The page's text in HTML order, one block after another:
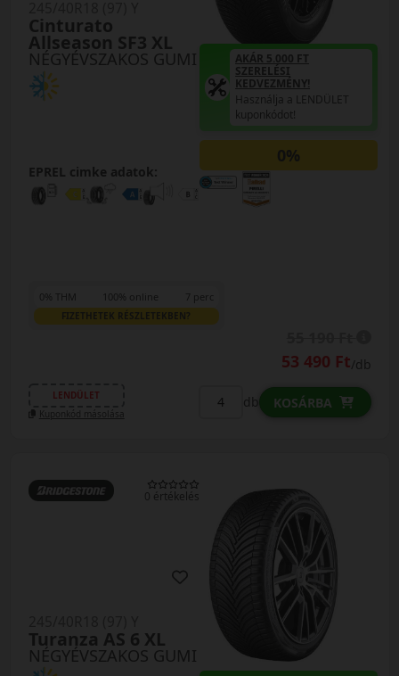
NÉGYÉVSZAKOS GUMI
Cinturato
Allseason SF3 XL
EPREL cimke adatok:
AKÁR 5.000 FT
SZERELÉSI
KEDVEZMÉNY!
Használja a LENDÜLET
kuponkódot!
0%
0% THM 100% online 7 perc
FIZETHETEK RÉSZLETEKBEN?
53 490 Ft/db
LENDÜLET
Kuponkód másolása
db KOSÁRBA
0 értékelés
NÉGYÉVSZAKOS GUMI
Turanza AS 6 XL